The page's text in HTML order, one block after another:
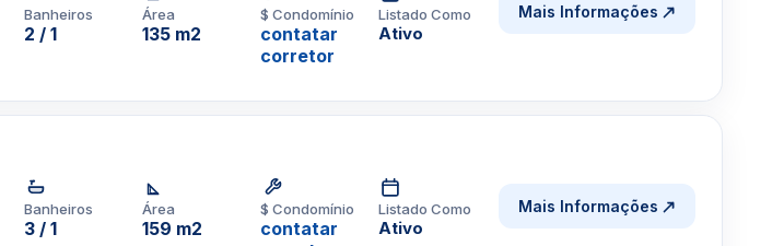
Banheiros
2 / 1
Área
135 m2
$ Condomínio
contatar
corretor
Listado Como
Ativo
Mais Informações
Banheiros
3 / 1
Área
159 m2
$ Condomínio
contatar
Listado Como
Ativo
Mais Informações